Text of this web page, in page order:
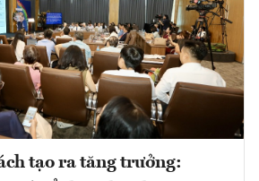
tạo ra tăng trưởng: